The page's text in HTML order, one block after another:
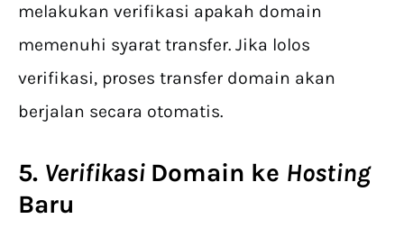
melakukan verifikasi apakah domain
memenuhi syarat transfer. Jika lolos
verifikasi, proses transfer domain akan
berjalan secara otomatis.
5. Verifikasi Domain ke Hosting
Baru